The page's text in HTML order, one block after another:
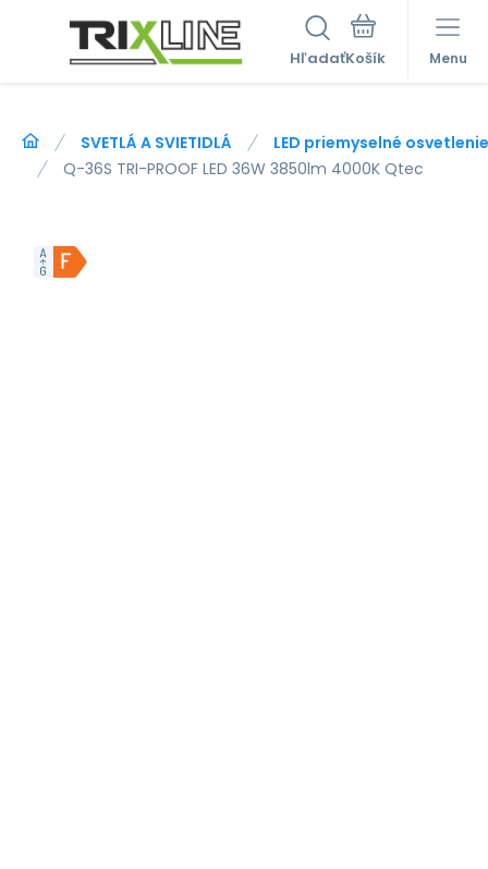
Hľadať Menu
SVETLÁ A SVIETIDLÁ
LED priemyselné osvetlenie
Q-36S TRI-PROOF LED 36W 3850lm 4000K Qtec